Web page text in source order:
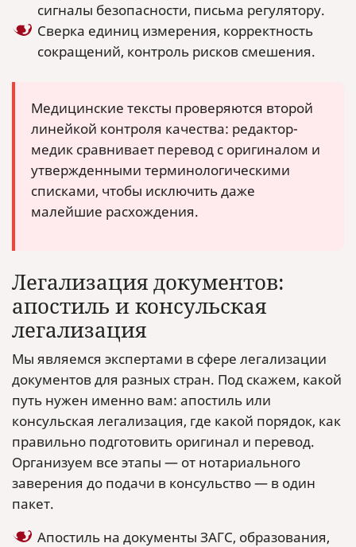
сигналы безопасности, письма регулятору.
Сверка единиц измерения, корректность
сокращений, контроль рисков смешения.
Медицинские тексты проверяются второй
линейкой контроля качества: редактор-
медик сравнивает перевод с оригиналом и
утвержденными терминологическими
списками, чтобы исключить даже
малейшие расхождения.
Легализация документов:
апостиль и консульская
легализация
Мы являемся экспертами в сфере легализации
документов для разных стран. Под скажем, какой
путь нужен именно вам: апостиль или
консульская легализация, где какой порядок, как
правильно подготовить оригинал и перевод.
Организуем все этапы — от нотариального
заверения до подачи в консульство — в один
пакет.
Апостиль на документы ЗАГС, образования,